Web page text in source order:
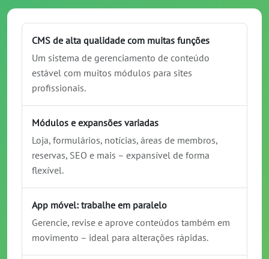
CMS de alta qualidade com muitas funções
Um sistema de gerenciamento de conteúdo
estável com muitos módulos para sites
profissionais.
Módulos e expansões variadas
Loja, formulários, notícias, áreas de membros,
reservas, SEO e mais – expansível de forma
flexível.
App móvel: trabalhe em paralelo
Gerencie, revise e aprove conteúdos também em
movimento – ideal para alterações rápidas.